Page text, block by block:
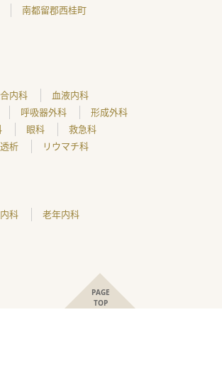
南都留郡西桂町
内科
血液内科
呼吸器外科
形成外科
眼科
救急科
析
リウマチ科
科
老年内科
PAGE
TOP